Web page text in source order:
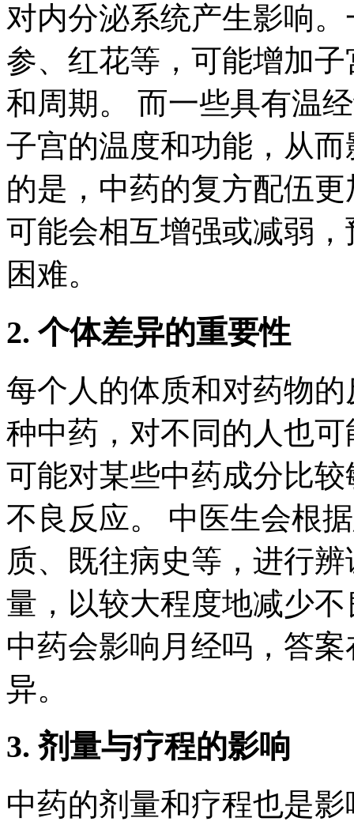
对内分泌系统产生影响
参、红花等，可能增加
和周期。 而一些具有温
子宫的温度和功能，从
的是，中药的复方配伍
可能会相互增强或减弱
困难。
2. 个体差异的重要性
每个人的体质和对药物
种中药，对不同的人也
可能对某些中药成分比
不良反应。 中医生会根
质、既往病史等，进行
量，以较大程度地减少
中药会影响月经吗，答
异。
3. 剂量与疗程的影响
中药的剂量和疗程也是